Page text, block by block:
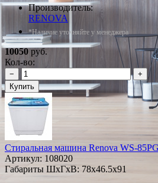
Производитель:
RENOVA
*Наличие уточняйте у менеджера
10050руб.
Кол-во:
−
+
Купить
Стиральная машина Renova WS-85PG
Артикул: 108020
Габариты ШxГxВ: 78x46.5x91